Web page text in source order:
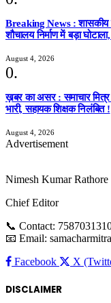
Breaking News : शासकीय
शौचालय निर्माण में बड़ा
August 4, 2026
ख़बर का असर : समाचार
भारी, सहायक शिक्षक निलंबित !
August 4, 2026
Advertisement
Nimesh Kumar Rathore
Chief Editor
📞 Contact:
📧 Email:
Facebook
X
DISCLAIMER